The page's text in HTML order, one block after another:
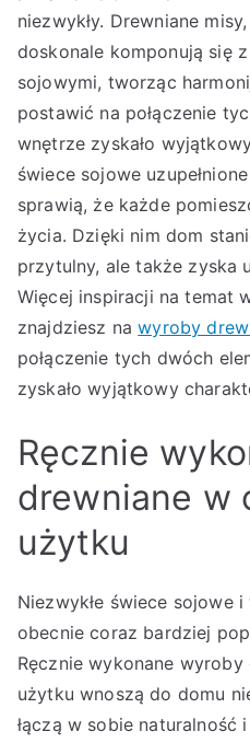
niezwykły. Drewniane
doskonale komponują się
sojowymi, tworząc
postawić na połączenie
wnętrze zyskało
świece sojowe
sprawią, że każde
życia. Dzięki nim dom
przytulny, ale także zyska
Więcej inspiracji na temat
znajdziesz nawyroby
połączenie tych dwóch
zyskało wyjątkowy
Ręcznie
drewniane w
użytku
Niezwykłe świece sojowe
obecnie coraz bardziej
Ręcznie wykonane
użytku wnoszą do domu
łączą w sobie naturalność